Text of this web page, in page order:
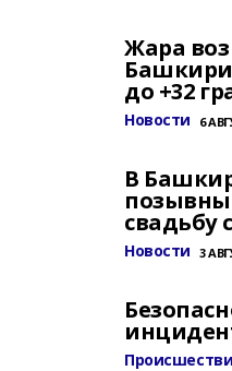
Жара
до +32
Новости 6
В
свадьбу
Новости 3